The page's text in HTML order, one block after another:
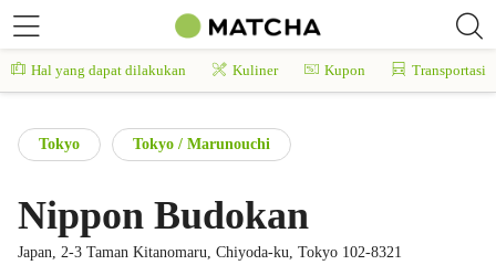
Hal yang dapat dilakukan Kuliner Kupon Transportasi
Tokyo Tokyo / Marunouchi
Nippon Budokan
Japan, 2-3 Taman Kitanomaru, Chiyoda-ku, Tokyo 102-8321